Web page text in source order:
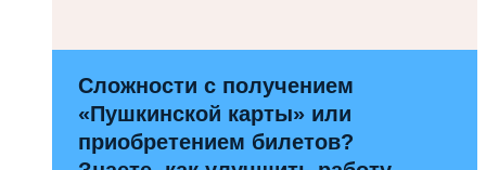
Сложности с получением
«Пушкинской карты» или
приобретением билетов?